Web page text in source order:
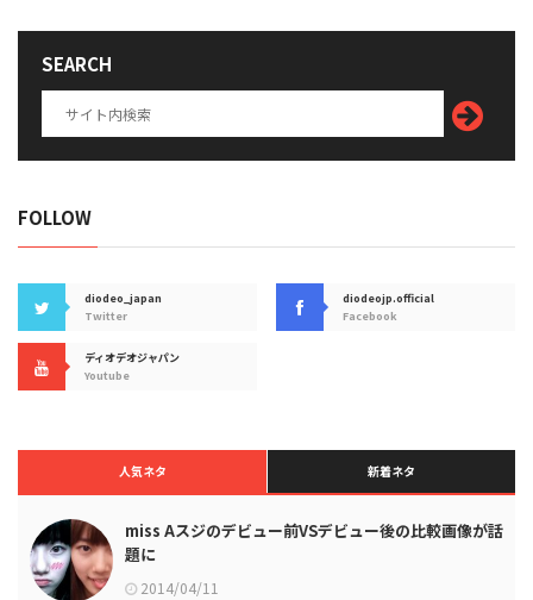
SEARCH
FOLLOW
diodeo_japan
Twitter
diodeojp.official
Facebook
ディオデオジャパン
Youtube
人気ネタ 新着ネタ
miss Aスジのデビュー前VSデビュー後の比較画像が話
題に
2014/04/11